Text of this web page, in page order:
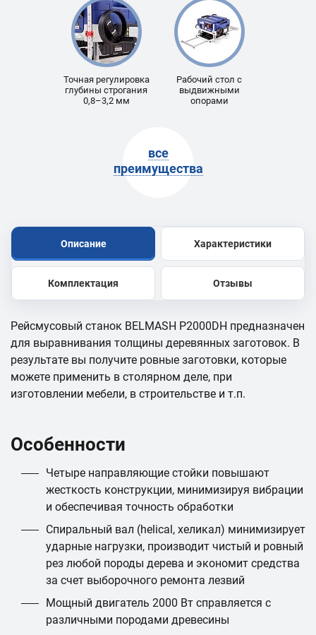
Точная регулировка
глубины строгания
0,8–3,2 мм
Рабочий стол с
выдвижными
опорами
все
преимущества
Описание Характеристики
Комплектация Отзывы
Рейсмусовый станок BELMASH P2000DH предназначен
для выравнивания толщины деревянных заготовок. В
результате вы получите ровные заготовки, которые
можете применить в столярном деле, при
изготовлении мебели, в строительстве и т.п.
Особенности
Четыре направляющие стойки повышают
жесткость конструкции, минимизируя вибрации
и обеспечивая точность обработки
Спиральный вал (helical, хеликал) минимизирует
ударные нагрузки, производит чистый и ровный
рез любой породы дерева и экономит средства
за счет выборочного ремонта лезвий
Мощный двигатель 2000 Вт справляется с
различными породами древесины